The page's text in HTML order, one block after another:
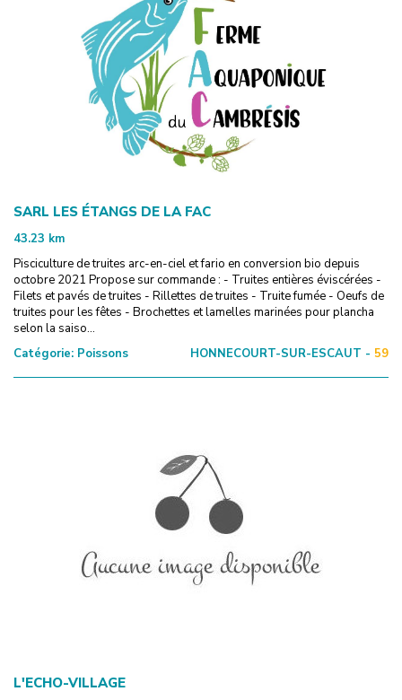
SARL LES ÉTANGS DE LA FAC
43.23 km
Pisciculture de truites arc-en-ciel et fario en conversion bio depuis
octobre 2021 Propose sur commande : - Truites entières éviscérées -
Filets et pavés de truites - Rillettes de truites - Truite fumée - Oeufs de
truites pour les fêtes - Brochettes et lamelles marinées pour plancha
selon la saiso...
Catégorie: Poissons HONNECOURT-SUR-ESCAUT - 59
L'ECHO-VILLAGE